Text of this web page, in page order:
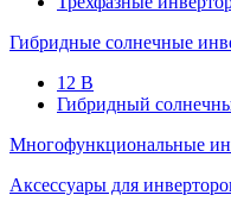
Гибридные солнечные
12 B
Гибридный
Многофункциональные
Аксессуары для